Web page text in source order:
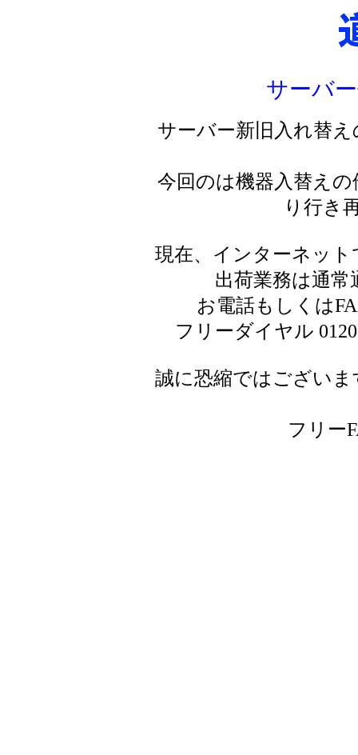
サーバ
サーバー新旧入れ替
今回のは機器入替え
り行き
現在、インターネッ
出荷業務は通
お電話もしくは
フリーダイヤル
誠に恐縮ではござい
フリー